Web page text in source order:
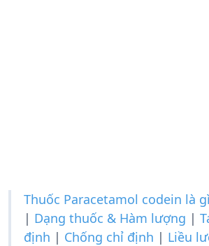
Thuốc Paracetamol codein là
| Dạng thuốc & Hàm lượng |
định | Chống chỉ định | Liều